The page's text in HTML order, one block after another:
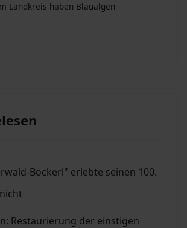
Landkreis haben Blaualgen
Bockerl" erlebte seinen 100.
Restaurierung der einstigen